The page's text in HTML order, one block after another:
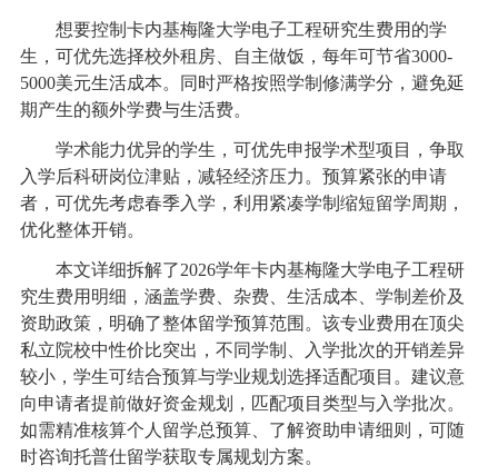
想要控制卡内基梅隆大学电子工程研究生费用的学
生，可优先选择校外租房、自主做饭，每年可节省3000-
5000美元生活成本。同时严格按照学制修满学分，避免延
期产生的额外学费与生活费。
学术能力优异的学生，可优先申报学术型项目，争取
入学后科研岗位津贴，减轻经济压力。预算紧张的申请
者，可优先考虑春季入学，利用紧凑学制缩短留学周期，
优化整体开销。
本文详细拆解了2026学年卡内基梅隆大学电子工程研
究生费用明细，涵盖学费、杂费、生活成本、学制差价及
资助政策，明确了整体留学预算范围。该专业费用在顶尖
私立院校中性价比突出，不同学制、入学批次的开销差异
较小，学生可结合预算与学业规划选择适配项目。建议意
向申请者提前做好资金规划，匹配项目类型与入学批次。
如需精准核算个人留学总预算、了解资助申请细则，可随
时咨询托普仕留学获取专属规划方案。